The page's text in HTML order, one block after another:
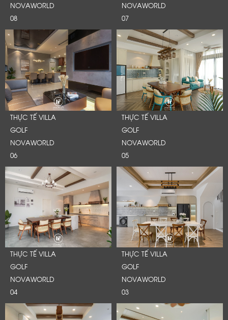
NOVAWORLD
08
NOVAWORLD
07
THỰC TẾ VILLA
GOLF
NOVAWORLD
06
THỰC TẾ VILLA
GOLF
NOVAWORLD
05
THỰC TẾ VILLA
GOLF
NOVAWORLD
04
THỰC TẾ VILLA
GOLF
NOVAWORLD
03